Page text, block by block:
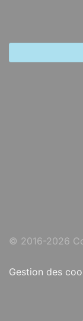
© 2016-2026
Gestion des